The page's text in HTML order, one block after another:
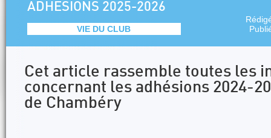
ADHESIONS 2025-2026
VIE DU CLUB
Cet article rassemble toutes les
concernant les adhésions 2024-
de Chambéry